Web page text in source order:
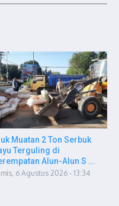
Muatan 2 Ton Serbuk
Terguling di
Alun-Alun S ...
6 Agustus 2026 - 13:34